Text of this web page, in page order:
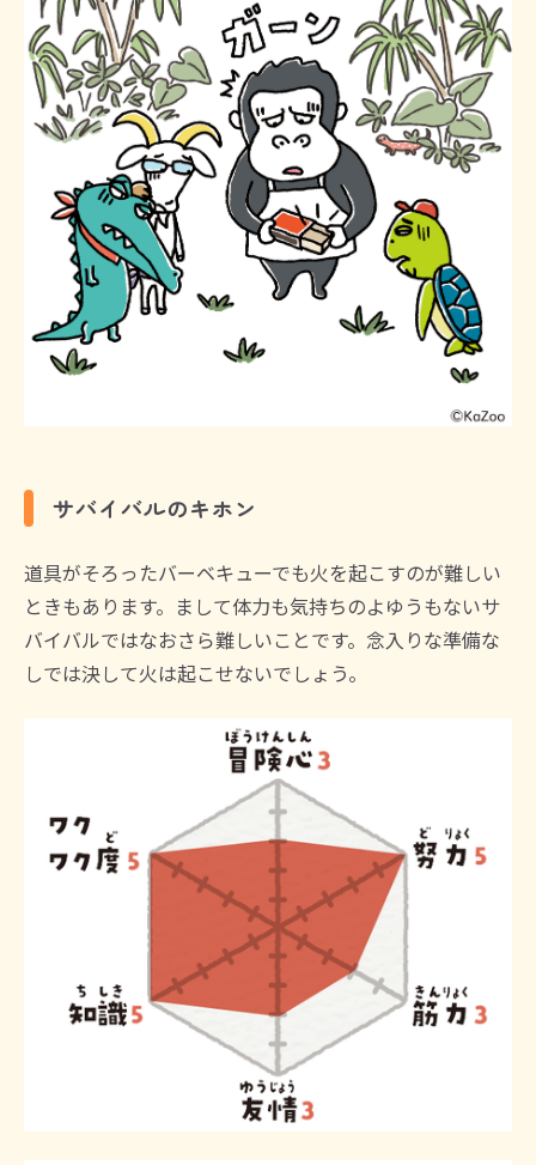
サバイバルのキホン
道具がそろったバーベキューでも火を起こすのが難しい
ときもあります。まして体力も気持ちのよゆうもないサ
バイバルではなおさら難しいことです。念入りな準備な
しでは決して火は起こせないでしょう。